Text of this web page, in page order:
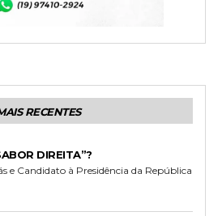
RECENTES
DIREITA”?
e Candidato à Presidência da República